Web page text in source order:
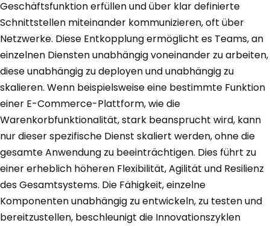
Geschäftsfunktion erfüllen und über klar definierte
Schnittstellen miteinander kommunizieren, oft über
Netzwerke. Diese Entkopplung ermöglicht es Teams, an
einzelnen Diensten unabhängig voneinander zu arbeiten,
diese unabhängig zu deployen und unabhängig zu
skalieren. Wenn beispielsweise eine bestimmte Funktion
einer E-Commerce-Plattform, wie die
Warenkorbfunktionalität, stark beansprucht wird, kann
nur dieser spezifische Dienst skaliert werden, ohne die
gesamte Anwendung zu beeinträchtigen. Dies führt zu
einer erheblich höheren Flexibilität, Agilität und Resilienz
des Gesamtsystems. Die Fähigkeit, einzelne
Komponenten unabhängig zu entwickeln, zu testen und
bereitzustellen, beschleunigt die Innovationszyklen